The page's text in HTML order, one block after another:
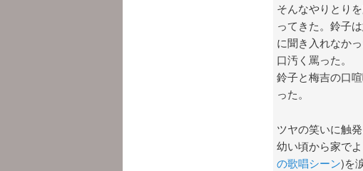
そんなやりとり
ってきた。鈴子
に聞き入れなか
口汚く罵った。
鈴子と梅吉の口
った。
ツヤの笑いに触
幼い頃から家で
の歌唱シーン)を